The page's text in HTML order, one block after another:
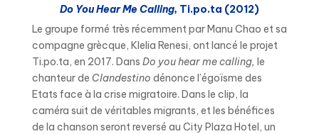
Do You Hear Me Calling, Ti.po.ta (2012)
Le groupe formé très récemment par Manu Chao et sa
compagne grècque, Klelia Renesi, ont lancé le projet
Ti.po.ta, en 2017. Dans Do you hear me calling, le
chanteur de Clandestino dénonce l’égoïsme des
Etats face à la crise migratoire. Dans le clip, la
caméra suit de véritables migrants, et les bénéfices
de la chanson seront reversé au City Plaza Hotel, un